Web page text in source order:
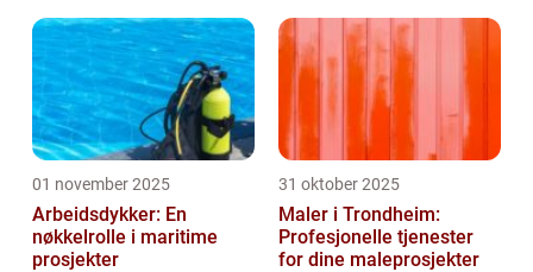
01 november 2025
Arbeidsdykker: En
nøkkelrolle i maritime
prosjekter
31 oktober 2025
Maler i Trondheim:
Profesjonelle tjenester
for dine maleprosjekter